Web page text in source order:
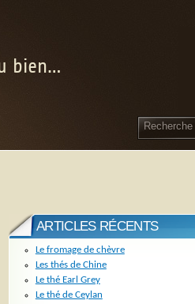
bien…
ARTICLES RÉCENTS
Le fromage de chèvre
Les thés de Chine
Le thé Earl Grey
Le thé de Ceylan